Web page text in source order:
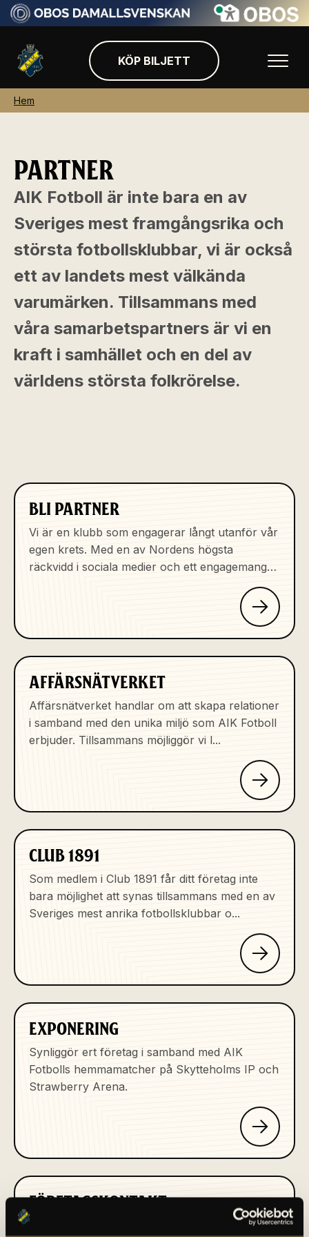
KÖP BILJETT
Hem
PARTNER
AIK Fotboll är inte bara en av
Sveriges mest framgångsrika och
största fotbollsklubbar, vi är också
ett av landets mest välkända
varumärken. Tillsammans med
våra samarbetspartners är vi en
kraft i samhället och en del av
världens största folkrörelse.
BLI PARTNER
Vi är en klubb som engagerar långt utanför vår
egen krets. Med en av Nordens högsta
räckvidd i sociala medier och ett engagemang
AFFÄRSNÄTVERKET
Affärsnätverket handlar om att skapa relationer
i samband med den unika miljö som AIK Fotboll
erbjuder. Tillsammans möjliggör vi l...
CLUB 1891
Som medlem i Club 1891 får ditt företag inte
bara möjlighet att synas tillsammans med en av
Sveriges mest anrika fotbollsklubbar o...
EXPONERING
Synliggör ert företag i samband med AIK
Fotbolls hemmamatcher på Skytteholms IP och
Strawberry Arena.
FÖRETAGSKONTAKT